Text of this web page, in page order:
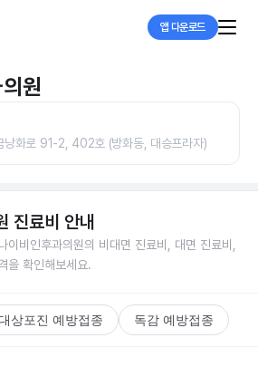
앱 다운로드
원
낭화로 91-2, 402호 (방화동, 대승프라자)
진료비 안내
이비인후과의원의 비대면 진료비, 대면 진료비,
을 확인해보세요.
상포진 예방접종 독감 예방접종